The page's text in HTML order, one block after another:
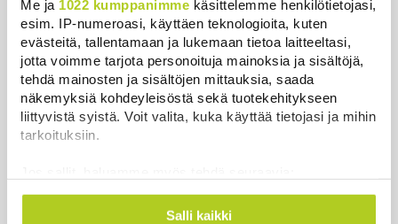
Me ja 1022 kumppanimme käsittelemme henkilötietojasi,
esim. IP-numeroasi, käyttäen teknologioita, kuten
evästeitä, tallentamaan ja lukemaan tietoa laitteeltasi,
jotta voimme tarjota personoituja mainoksia ja sisältöjä,
tehdä mainosten ja sisältöjen mittauksia, saada
näkemyksiä kohdeyleisöstä sekä tuotekehitykseen
liittyvistä syistä. Voit valita, kuka käyttää tietojasi ja mihin
tarkoituksiin.
Kerätä tietoja maantieteellisestä sijainnistasi,
mahdollisesti muutaman metrin tarkkuudella
Salli kaikki
Uusimmat
Metsäpaloihin varalle tarvitaan kansallinen
suunnitelma, keskustan varapuheenjohtaja vaatii –
”Olisi naiivia ummistaa silmät”
Sinilevätilanne heikentynyt tavallista huonommaksi